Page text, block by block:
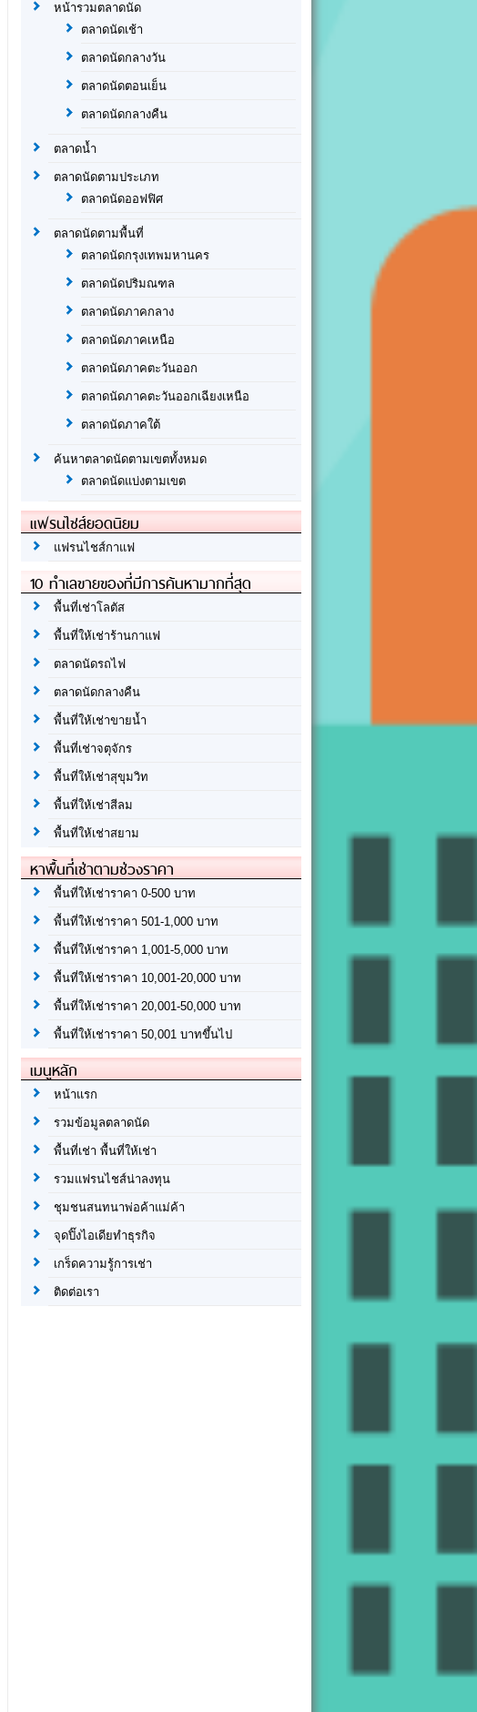
หน้ารวมตลาดนัด
ตลาดนัดเช้า
ตลาดนัดกลางวัน
ตลาดนัดตอนเย็น
ตลาดนัดกลางคืน
ตลาดน้ำ
ตลาดนัดตามประเภท
ตลาดนัดออฟฟิศ
ตลาดนัดตามพื้นที่
ตลาดนัดกรุงเทพมหานคร
ตลาดนัดปริมณฑล
ตลาดนัดภาคกลาง
ตลาดนัดภาคเหนือ
ตลาดนัดภาคตะวันออก
ตลาดนัดภาคตะวันออกเฉียงเหนือ
ตลาดนัดภาคใต้
ค้นหาตลาดนัดตามเขตทั้งหมด
ตลาดนัดแบ่งตามเขต
แฟรนไชส์ยอดนิยม
แฟรนไชส์กาแฟ
10 ทำเลขายของที่มีการค้นหามากที่สุด
พื้นที่เช่าโลตัส
พื้นที่ให้เช่าร้านกาแฟ
ตลาดนัดรถไฟ
ตลาดนัดกลางคืน
พื้นที่ให้เช่าขายน้ำ
พื้นที่เช่าจตุจักร
พื้นที่ให้เช่าสุขุมวิท
พื้นที่ให้เช่าสีลม
พื้นที่ให้เช่าสยาม
หาพื้นที่เช่าตามช่วงราคา
พื้นที่ให้เช่าราคา 0-500 บาท
พื้นที่ให้เช่าราคา 501-1,000 บาท
พื้นที่ให้เช่าราคา 1,001-5,000 บาท
พื้นที่ให้เช่าราคา 10,001-20,000 บาท
พื้นที่ให้เช่าราคา 20,001-50,000 บาท
พื้นที่ให้เช่าราคา 50,001 บาทขึ้นไป
เมนูหลัก
หน้าแรก
รวมข้อมูลตลาดนัด
พื้นที่เช่า พื้นที่ให้เช่า
รวมแฟรนไชส์น่าลงทุน
ชุมชนสนทนาพ่อค้าแม่ค้า
จุดปิ๊งไอเดียทำธุรกิจ
เกร็ดความรู้การเช่า
ติดต่อเรา